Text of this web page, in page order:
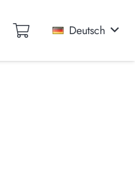
Deutsch